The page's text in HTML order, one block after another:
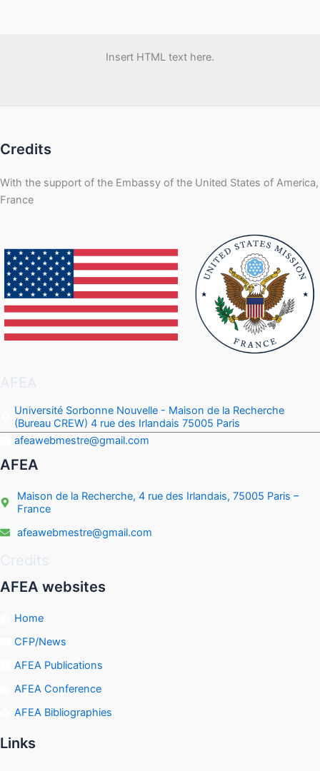
Insert HTML text here.
Credits
With the support of the Embassy of the United States of America,
France
Université Sorbonne Nouvelle - Maison de la Recherche
(Bureau CREW) 4 rue des Irlandais 75005 Paris
afeawebmestre@gmail.com
AFEA
Maison de la Recherche, 4 rue des Irlandais, 75005 Paris –
France
afeawebmestre@gmail.com
AFEA websites
Home
CFP/News
AFEA Publications
AFEA Conference
AFEA Bibliographies
Links